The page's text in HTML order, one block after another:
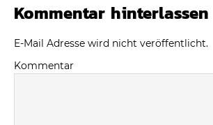
Kommentar hinterlassen
E-Mail Adresse wird nicht veröffentlicht.
Kommentar